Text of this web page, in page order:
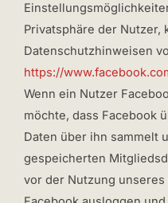
Privatsphäre der Nutzer,
Datenschutzhinweisen
https://
Wenn ein Nutzer
möchte, dass Facebook
Daten über ihn sammelt
gespeicherten
vor der Nutzung